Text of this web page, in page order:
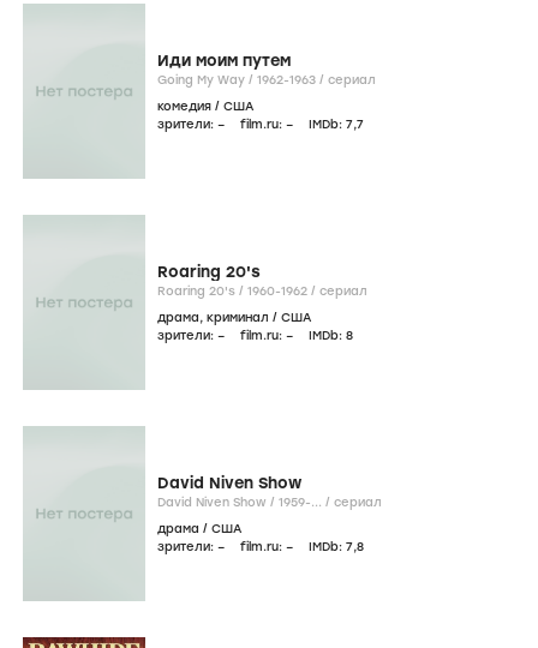
Иди моим путем
Going My Way / 1962-1963 / сериал
комедия / США
зрители: – film.ru: – IMDb: 7,7
Roaring 20's
Roaring 20's / 1960-1962 / сериал
драма, криминал / США
зрители: – film.ru: – IMDb: 8
David Niven Show
David Niven Show / 1959-... / сериал
драма / США
зрители: – film.ru: – IMDb: 7,8